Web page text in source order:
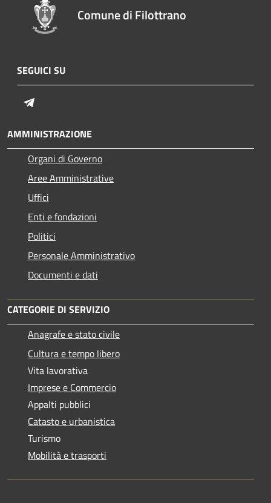
Comune di Filottrano
SEGUICI SU
AMMINISTRAZIONE
Organi di Governo
Aree Amministrative
Uffici
Enti e fondazioni
Politici
Personale Amministrativo
Documenti e dati
CATEGORIE DI SERVIZIO
Anagrafe e stato civile
Cultura e tempo libero
Vita lavorativa
Imprese e Commercio
Appalti pubblici
Catasto e urbanistica
Turismo
Mobilità e trasporti